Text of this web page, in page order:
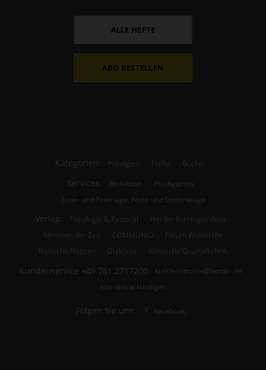
ALLE HEFTE
ABO BESTELLEN
Kategorien: Predigten Hefte Bücher
Services: Redaktion
Predigtpreis
Sonn- und Feiertage, Feste und Gedenktage
Verlag: Theologie & Pastoral
Herder Korrespondenz
Stimmen der Zeit
COMMUNIO
Forum Weltkirche
Biblische Notizen
Diakonia Römische Quartalschrift
Kundenservice +49 761 2717200
kundenservice@herder.de
Abo online kündigen
Folgen Sie uns: Facebook